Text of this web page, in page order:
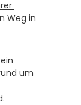
Weg in
um